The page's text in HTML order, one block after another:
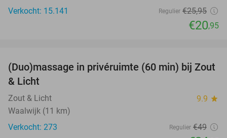
Verkocht: 15.141
Regulier €25,95
€20,95
49%
(Duo)massage in privéruimte (60 min) bij Zout
& Licht
Zout & Licht 9.9 star
Waalwijk (11 km)
Verkocht: 273
Regulier €49